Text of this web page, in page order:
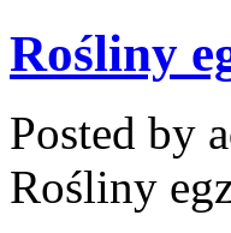
Rośliny
Posted by
Rośliny